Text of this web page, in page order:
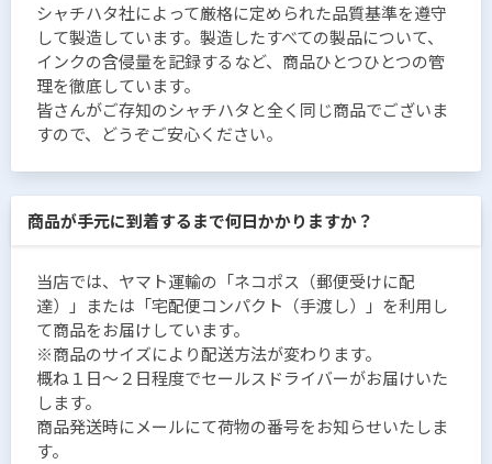
シャチハタ社によって厳格に定められた品質基準を遵守
して製造しています。製造したすべての製品について、
インクの含侵量を記録するなど、商品ひとつひとつの管
理を徹底しています。
皆さんがご存知のシャチハタと全く同じ商品でございま
すので、どうぞご安心ください。
商品が手元に到着するまで何日かかりますか？
当店では、ヤマト運輸の「ネコポス（郵便受けに配
達）」または「宅配便コンパクト（手渡し）」を利用し
て商品をお届けしています。
※商品のサイズにより配送方法が変わります。
概ね１日〜２日程度でセールスドライバーがお届けいた
します。
商品発送時にメールにて荷物の番号をお知らせいたしま
す。